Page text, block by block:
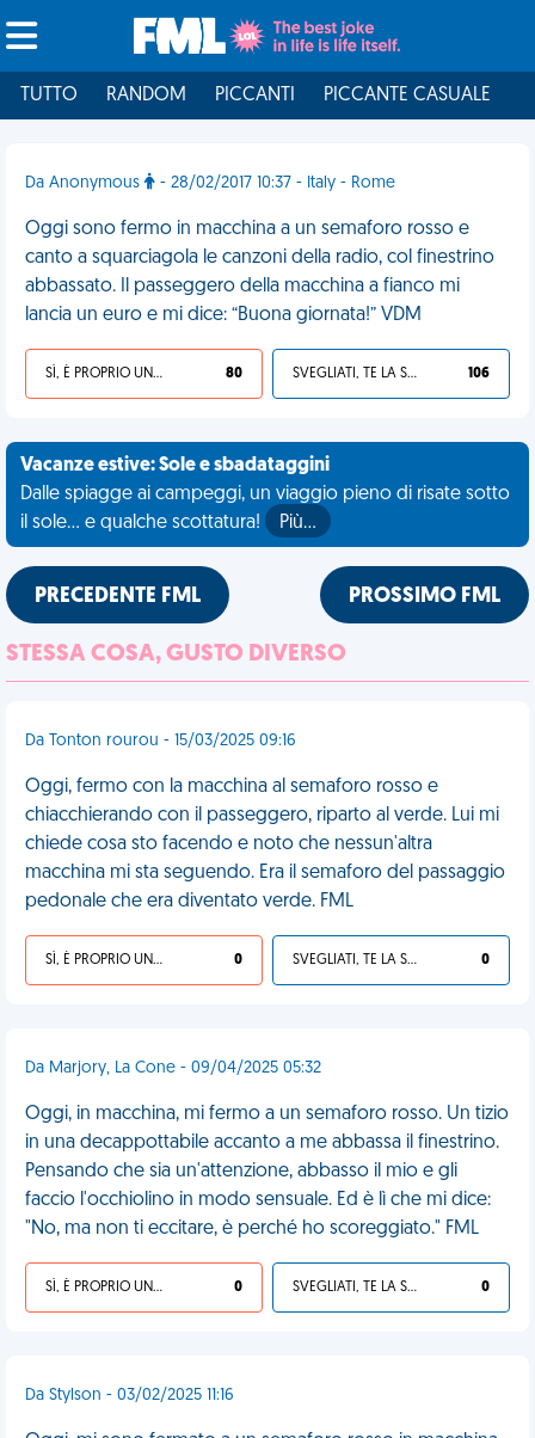
TUTTO RANDOM PICCANTI PICCANTE CASUALE
Da Anonymous - 28/02/2017 10:37 - Italy - Rome
Oggi sono fermo in macchina a un semaforo rosso e
canto a squarciagola le canzoni della radio, col finestrino
abbassato. Il passeggero della macchina a fianco mi
lancia un euro e mi dice: “Buona giornata!” VDM
SÌ, È PROPRIO UNA VDM! 80 SVEGLIATI, TE LA SEI CERCATA! 106
Vacanze estive: Sole e sbadataggini
Dalle spiagge ai campeggi, un viaggio pieno di risate sotto
il sole... e qualche scottatura!
Più…
PRECEDENTE FML PROSSIMO FML
STESSA COSA, GUSTO DIVERSO
Da Tonton rourou - 15/03/2025 09:16
Oggi, fermo con la macchina al semaforo rosso e
chiacchierando con il passeggero, riparto al verde. Lui mi
chiede cosa sto facendo e noto che nessun'altra
macchina mi sta seguendo. Era il semaforo del passaggio
pedonale che era diventato verde. FML
SÌ, È PROPRIO UNA VDM! 0 SVEGLIATI, TE LA SEI CERCATA! 0
Da Marjory, La Cone - 09/04/2025 05:32
Oggi, in macchina, mi fermo a un semaforo rosso. Un tizio
in una decappottabile accanto a me abbassa il finestrino.
Pensando che sia un'attenzione, abbasso il mio e gli
faccio l'occhiolino in modo sensuale. Ed è lì che mi dice:
"No, ma non ti eccitare, è perché ho scoreggiato." FML
SÌ, È PROPRIO UNA VDM! 0 SVEGLIATI, TE LA SEI CERCATA! 0
Da Stylson - 03/02/2025 11:16